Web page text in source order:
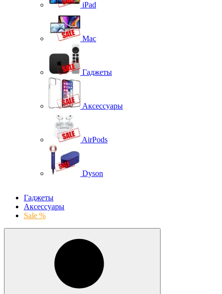
iPad
Mac
Гаджеты
Аксессуары
AirPods
Dyson
Гаджеты
Аксессуары
Sale %